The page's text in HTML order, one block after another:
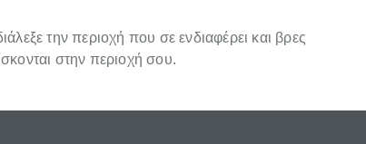
την περιοχή που σε ενδιαφέρει και βρες
στην περιοχή σου.